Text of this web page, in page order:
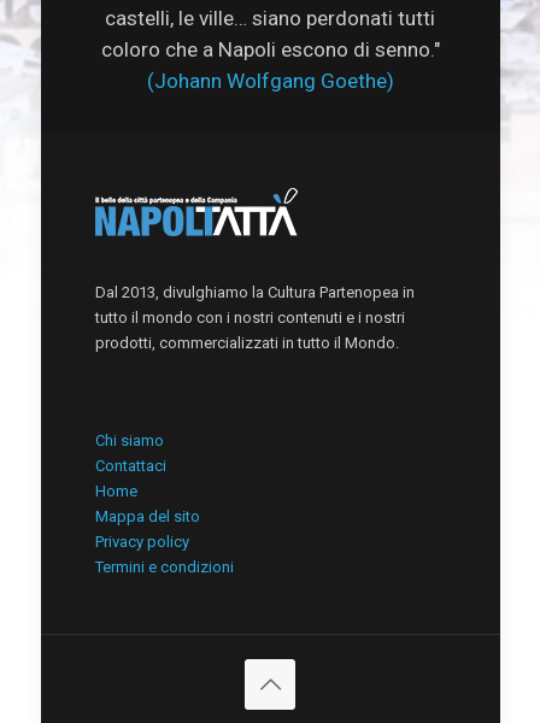
castelli, le ville… siano perdonati tutti
coloro che a Napoli escono di senno."
(Johann Wolfgang Goethe)
Dal 2013, divulghiamo la Cultura Partenopea in
tutto il mondo con i nostri contenuti e i nostri
prodotti, commercializzati in tutto il Mondo.
Chi siamo
Contattaci
Home
Mappa del sito
Privacy policy
Termini e condizioni